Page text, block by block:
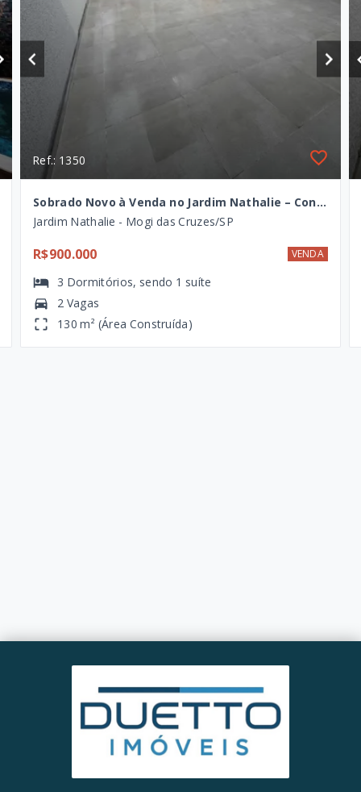
Ref.: 1350
Sobrado Novo à Venda no Jardim Nathalie – Conforto, Segurança e Sofisticação
Jardim Nathalie - Mogi das Cruzes/SP
R$900.000 VENDA
3 Dormitórios, sendo 1 suíte
2 Vagas
130 m² (Área Construída)